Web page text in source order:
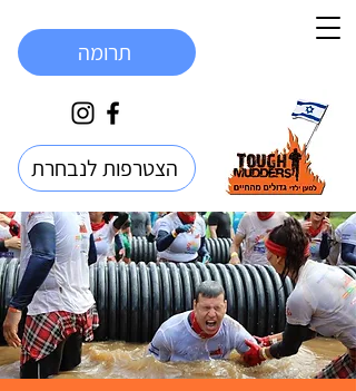
תרומה
הצטרפות לנבחרת